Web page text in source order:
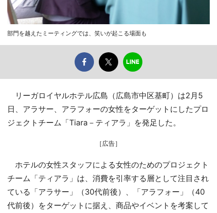
部門を越えたミーティングでは、笑いが起こる場面も
リーガロイヤルホテル広島（広島市中区基町）は2月5
日、アラサー、アラフォーの女性をターゲットにしたプロ
ジェクトチーム「Tiara－ティアラ」を発足した。
［広告］
ホテルの女性スタッフによる女性のためのプロジェクト
チーム「ティアラ」は、消費を引率する層として注目され
ている「アラサー」（30代前後）、「アラフォー」（40
代前後）をターゲットに据え、商品やイベントを考案して